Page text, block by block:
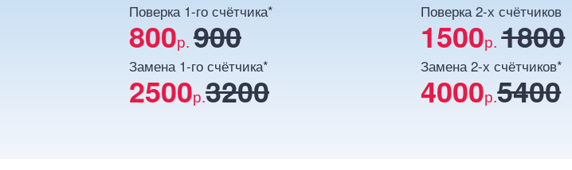
Поверка 1-го счётчика*
800р. 900
Поверка 2-х счётчиков
1500р. 1800
Замена 1-го счётчика*
2500р.3200
Замена 2-х счётчиков*
4000р.5400